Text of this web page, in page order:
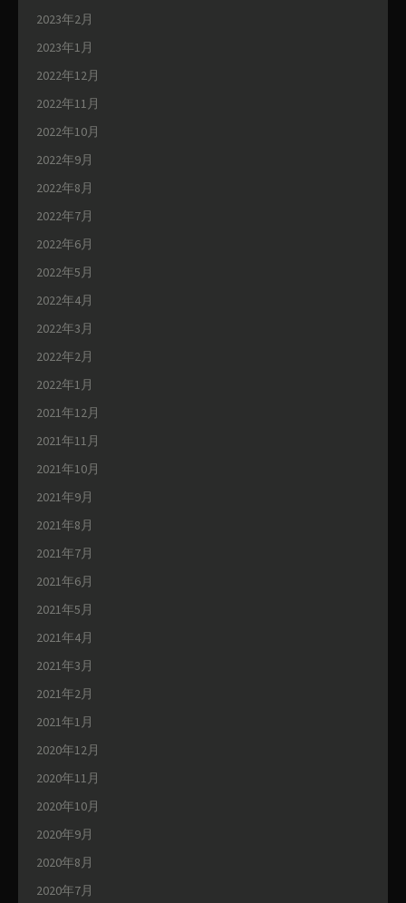
2023年2月
2023年1月
2022年12月
2022年11月
2022年10月
2022年9月
2022年8月
2022年7月
2022年6月
2022年5月
2022年4月
2022年3月
2022年2月
2022年1月
2021年12月
2021年11月
2021年10月
2021年9月
2021年8月
2021年7月
2021年6月
2021年5月
2021年4月
2021年3月
2021年2月
2021年1月
2020年12月
2020年11月
2020年10月
2020年9月
2020年8月
2020年7月